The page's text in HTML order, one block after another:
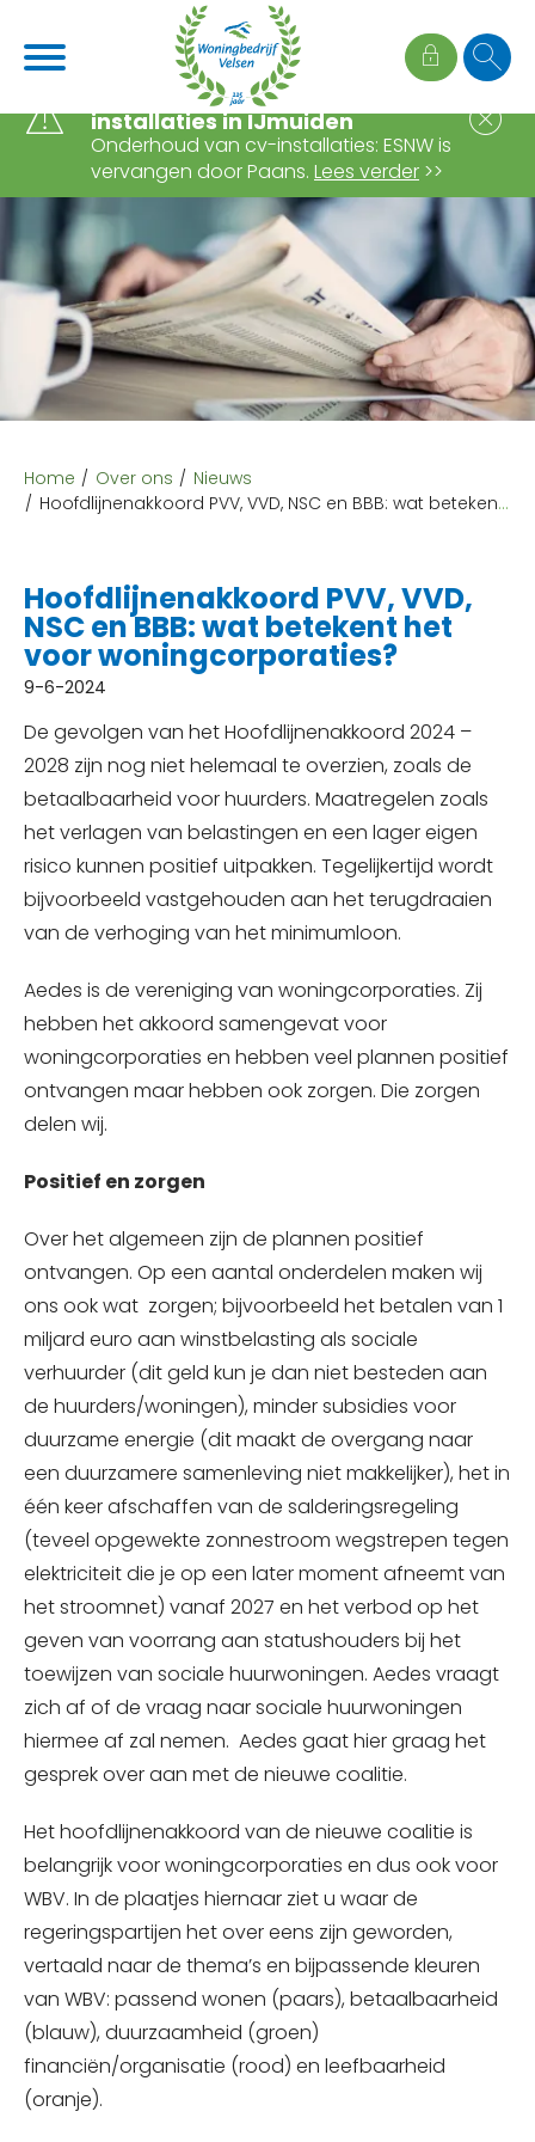
Naar hoofdinhoud
Naar hoofdnavigatiemenu
Naar zoeken
Naar de homepage
Ga naar Hoofd
Wijziging onderhoud cv-
installaties in IJmuiden
Onderhoud van cv-installaties: ESNW is
vervangen door Paans. Lees verder >>
Home Over ons
Nieuws
Hoofdlijnenakkoord PVV, VVD, NSC en BBB: wat betekent het voor woningcorporaties?
Hoofdlijnenakkoord PVV, VVD,
NSC en BBB: wat betekent het
voor woningcorporaties?
9-6-2024
De gevolgen van het Hoofdlijnenakkoord 2024 –
2028 zijn nog niet helemaal te overzien, zoals de
betaalbaarheid voor huurders. Maatregelen zoals
het verlagen van belastingen en een lager eigen
risico kunnen positief uitpakken. Tegelijkertijd wordt
bijvoorbeeld vastgehouden aan het terugdraaien
van de verhoging van het minimumloon.
Aedes is de vereniging van woningcorporaties. Zij
hebben het akkoord samengevat voor
woningcorporaties en hebben veel plannen positief
ontvangen maar hebben ook zorgen. Die zorgen
delen wij.
Positief en zorgen
Over het algemeen zijn de plannen positief
ontvangen. Op een aantal onderdelen maken wij
ons ook wat zorgen; bijvoorbeeld het betalen van 1
miljard euro aan winstbelasting als sociale
verhuurder (dit geld kun je dan niet besteden aan
de huurders/woningen), minder subsidies voor
duurzame energie (dit maakt de overgang naar
een duurzamere samenleving niet makkelijker), het in
één keer afschaffen van de salderingsregeling
(teveel opgewekte zonnestroom wegstrepen tegen
elektriciteit die je op een later moment afneemt van
het stroomnet) vanaf 2027 en het verbod op het
geven van voorrang aan statushouders bij het
toewijzen van sociale huurwoningen. Aedes vraagt
zich af of de vraag naar sociale huurwoningen
hiermee af zal nemen. Aedes gaat hier graag het
gesprek over aan met de nieuwe coalitie.
Het hoofdlijnenakkoord van de nieuwe coalitie is
belangrijk voor woningcorporaties en dus ook voor
WBV. In de plaatjes hiernaar ziet u waar de
regeringspartijen het over eens zijn geworden,
vertaald naar de thema’s en bijpassende kleuren
van WBV: passend wonen (paars), betaalbaarheid
(blauw), duurzaamheid (groen)
financiën/organisatie (rood) en leefbaarheid
(oranje).